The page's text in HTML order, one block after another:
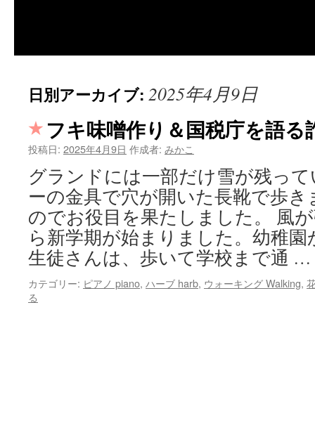
日別アーカイブ: 2025年4月9日
フキ味噌作り＆国税庁を語る
投稿日: 2025年4月9日 作成者: みかこ
グランドには一部だけ雪が残っ
ーの金具で穴が開いた長靴で歩
のでお役目を果たしました。 風
ら新学期が始まりました。幼稚
生徒さんは、歩いて学校まで通 …
カテゴリー: ピアノ piano, ハーブ harb, ウォーキング Walking,
る